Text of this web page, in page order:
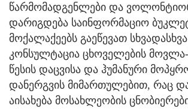
წარმომადგენლები და
დარიგდება საინფორმაციო
მოქალაქეებს გაეწევათ სხვადასხვა
კონსულტაცია ცხოველების
წესის დაცვისა და ჰუმანური
დანერგვის მიმართულებით, რაც
აისახება მოსახლეობის